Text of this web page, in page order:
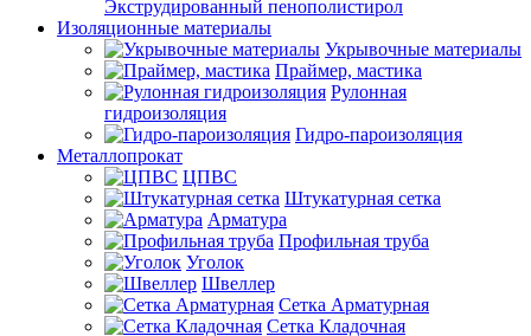
Экструдированный пенополистирол
Изоляционные материалы
Укрывочные материалы
Праймер, мастика
Рулонная
гидроизоляция
Гидро-пароизоляция
Металлопрокат
ЦПВС
Штукатурная сетка
Арматура
Профильная труба
Уголок
Швеллер
Сетка Арматурная
Сетка Кладочная